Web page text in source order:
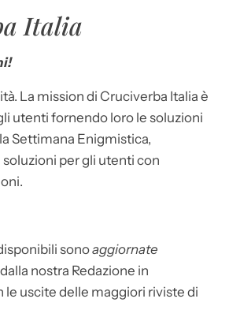
Italia
La mission di Cruciverba Italia è
utenti fornendo loro le soluzioni
Settimana Enigmistica,
per gli utenti con
sonoaggiornate
dalla nostra Redazione in
le uscite delle maggiori riviste di